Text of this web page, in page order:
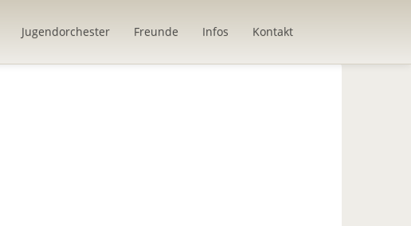
Jugendorchester Freunde Infos Kontakt